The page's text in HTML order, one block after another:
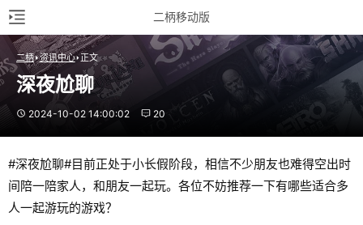
二柄移动版
二柄 资讯中心 正文
深夜尬聊
2024-10-02 14:00:02 20
#深夜尬聊#目前正处于小长假阶段，相信不少朋友也难得空出时
间陪一陪家人，和朋友一起玩。各位不妨推荐一下有哪些适合多
人一起游玩的游戏？